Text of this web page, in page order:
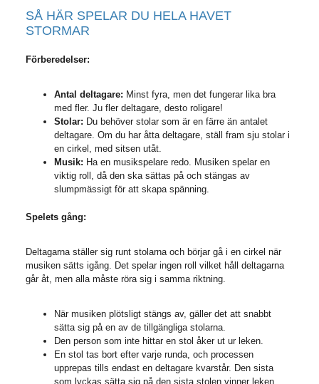
SÅ HÄR SPELAR DU HELA HAVET
STORMAR
Förberedelser:
Antal deltagare: Minst fyra, men det fungerar lika bra
med fler. Ju fler deltagare, desto roligare!
Stolar: Du behöver stolar som är en färre än antalet
deltagare. Om du har åtta deltagare, ställ fram sju stolar i
en cirkel, med sitsen utåt.
Musik: Ha en musikspelare redo. Musiken spelar en
viktig roll, då den ska sättas på och stängas av
slumpmässigt för att skapa spänning.
Spelets gång:
Deltagarna ställer sig runt stolarna och börjar gå i en cirkel när
musiken sätts igång. Det spelar ingen roll vilket håll deltagarna
går åt, men alla måste röra sig i samma riktning.
När musiken plötsligt stängs av, gäller det att snabbt
sätta sig på en av de tillgängliga stolarna.
Den person som inte hittar en stol åker ut ur leken.
En stol tas bort efter varje runda, och processen
upprepas tills endast en deltagare kvarstår. Den sista
som lyckas sätta sig på den sista stolen vinner leken.